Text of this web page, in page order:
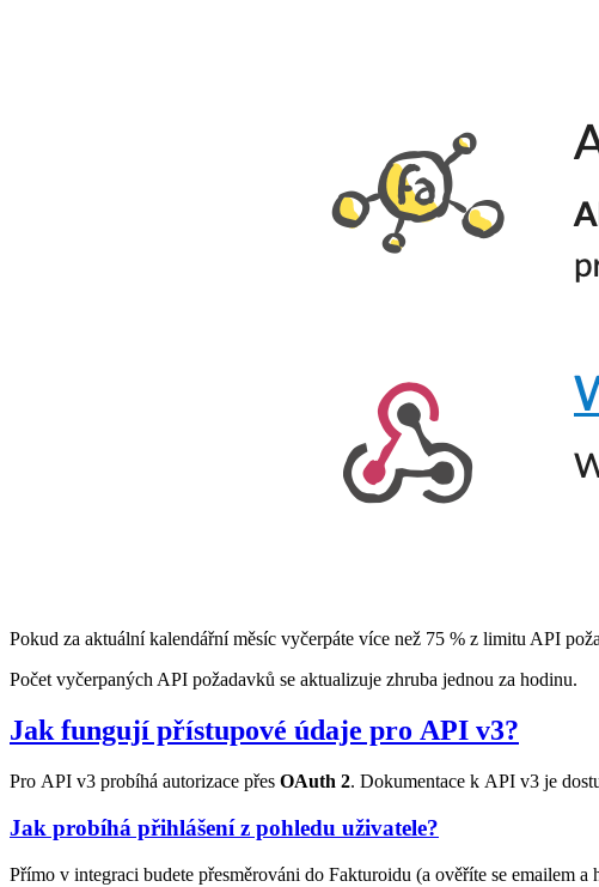
Pokud za aktuální kalendářní měsíc vyčerpáte více než 75 % z limitu API
Počet vyčerpaných API požadavků se aktualizuje zhruba jednou za hodinu.
Jak fungují přístupové údaje pro API v3?
Pro API v3 probíhá autorizace přes OAuth 2. Dokumentace k API v3 je
Jak probíhá přihlášení z pohledu uživatele?
Přímo v integraci budete přesměrováni do Fakturoidu (a ověříte se emailem